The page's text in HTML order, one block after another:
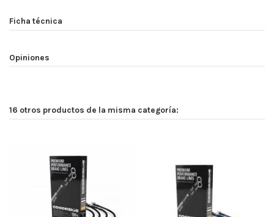
Ficha técnica
Opiniones
16 otros productos de la misma categoría: